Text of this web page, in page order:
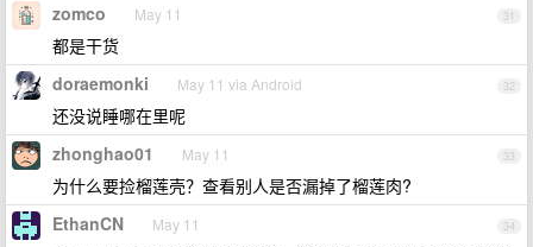
31
zomco May 11
都是干货
32
doraemonki May 11 via Android
还没说睡哪在里呢
33
zhonghao01 May 11
为什么要捡榴莲壳？查看别人是否漏掉了榴莲肉?
34
EthanCN May 11